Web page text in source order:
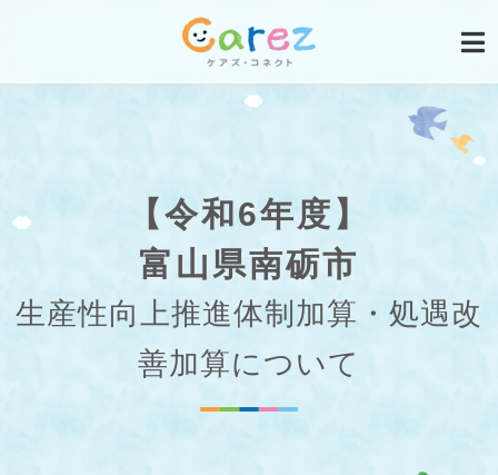
【令和6年度】
富山県南砺市
生産性向上推進体制加算・処遇改
善加算について